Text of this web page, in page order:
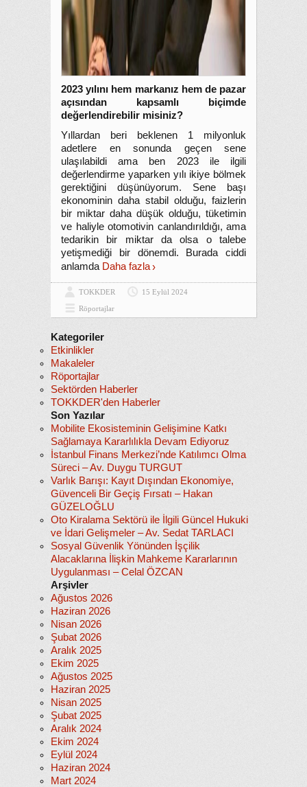
2023 yılını hem markanız hem de pazar
açısından kapsamlı biçimde
değerlendirebilir misiniz?
Yıllardan beri beklenen 1 milyonluk
adetlere en sonunda geçen sene
ulaşılabildi ama ben 2023 ile ilgili
değerlendirme yaparken yılı ikiye bölmek
gerektiğini düşünüyorum. Sene başı
ekonominin daha stabil olduğu, faizlerin
bir miktar daha düşük olduğu, tüketimin
ve haliyle otomotivin canlandırıldığı, ama
tedarikin bir miktar da olsa o talebe
yetişmediği bir dönemdi. Burada ciddi
anlamda Daha fazla
TOKKDER
15 Eylül 2024
Röportajlar
Kategoriler
Etkinlikler
Makaleler
Röportajlar
Sektörden Haberler
TOKKDER'den Haberler
Son Yazılar
Mobilite Ekosisteminin Gelişimine Katkı
Sağlamaya Kararlılıkla Devam Ediyoruz
İstanbul Finans Merkezi’nde Katılımcı Olma
Süreci – Av. Duygu TURGUT
Varlık Barışı: Kayıt Dışından Ekonomiye,
Güvenceli Bir Geçiş Fırsatı – Hakan
GÜZELOĞLU
Oto Kiralama Sektörü ile İlgili Güncel Hukuki
ve İdari Gelişmeler – Av. Sedat TARLACI
Sosyal Güvenlik Yönünden İşçilik
Alacaklarına İlişkin Mahkeme Kararlarının
Uygulanması – Celal ÖZCAN
Arşivler
Ağustos 2026
Haziran 2026
Nisan 2026
Şubat 2026
Aralık 2025
Ekim 2025
Ağustos 2025
Haziran 2025
Nisan 2025
Şubat 2025
Aralık 2024
Ekim 2024
Eylül 2024
Haziran 2024
Mart 2024